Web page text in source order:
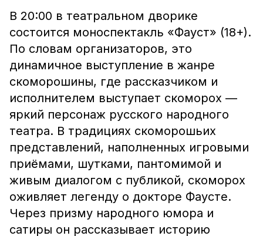
В 20:00 в театральном дворике
состоится моноспектакль «Фауст» (18+).
По словам организаторов, это
динамичное выступление в жанре
скоморошины, где рассказчиком и
исполнителем выступает скоморох —
яркий персонаж русского народного
театра. В традициях скоморошьих
представлений, наполненных игровыми
приёмами, шутками, пантомимой и
живым диалогом с публикой, скоморох
оживляет легенду о докторе Фаусте.
Через призму народного юмора и
сатиры он рассказывает историю